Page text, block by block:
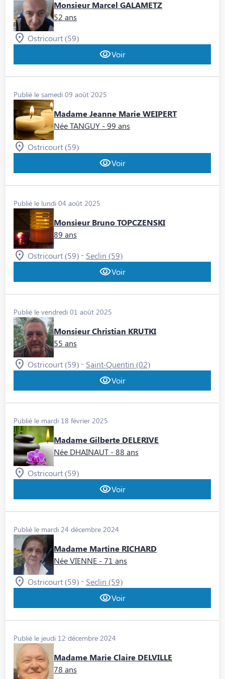
Monsieur Marcel GALAMETZ
52 ans
Ostricourt (59)
Voir
Publié le samedi 09 août 2025
Madame Jeanne Marie WEIPERT
Née TANGUY - 99 ans
Ostricourt (59)
Voir
Publié le lundi 04 août 2025
Monsieur Bruno TOPCZENSKI
89 ans
Ostricourt (59) - Seclin (59)
Voir
Publié le vendredi 01 août 2025
Monsieur Christian KRUTKI
55 ans
Ostricourt (59) - Saint-Quentin (02)
Voir
Publié le mardi 18 février 2025
Madame Gilberte DELERIVE
Née DHAINAUT - 88 ans
Ostricourt (59)
Voir
Publié le mardi 24 décembre 2024
Madame Martine RICHARD
Née VIENNE - 71 ans
Ostricourt (59) - Seclin (59)
Voir
Publié le jeudi 12 décembre 2024
Madame Marie Claire DELVILLE
78 ans